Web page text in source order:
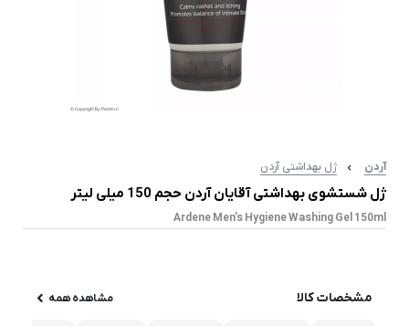
آردن ژل بهداشتی آردن
ژل شستشوی بهداشتی آقایان آردن حجم 150 میلی لیتر
Ardene Men's Hygiene Washing Gel 150ml
مشخصات کالا مشاهده همه